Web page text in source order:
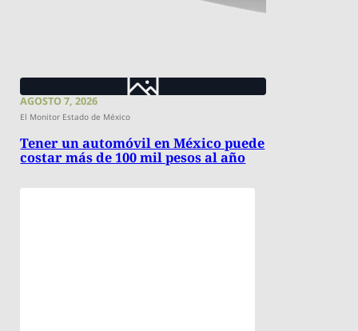
AGOSTO 7, 2026
El Monitor Estado de México
Tener un automóvil en México puede
costar más de 100 mil pesos al año